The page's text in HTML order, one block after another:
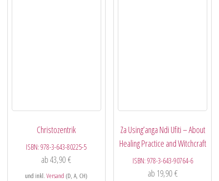
Christozentrik
ISBN:978-3-643-80225-5
ab43,90€
und inkl.Versand (D, A, CH)
Za Using’anga Ndi Ufiti – About
Healing Practice and Witchcraft
ISBN: 978-3-643-90764-6
ab 19,90 €